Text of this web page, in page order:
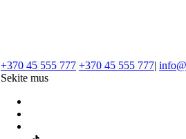
+370 45 555 777 +370 45 555 777|
Sekite mus